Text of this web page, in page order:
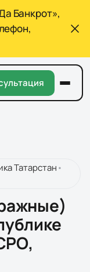
Банкрот»,
Татарстан•